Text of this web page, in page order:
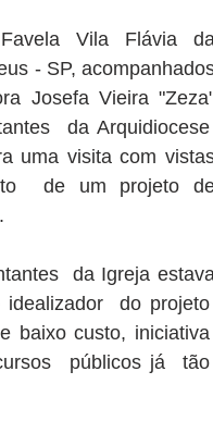
Vila Flávia
- SP,
Josefa Vieira
da
uma visita com
de um projeto
da Igreja
idealizador  do
baixo custo,
públicos já